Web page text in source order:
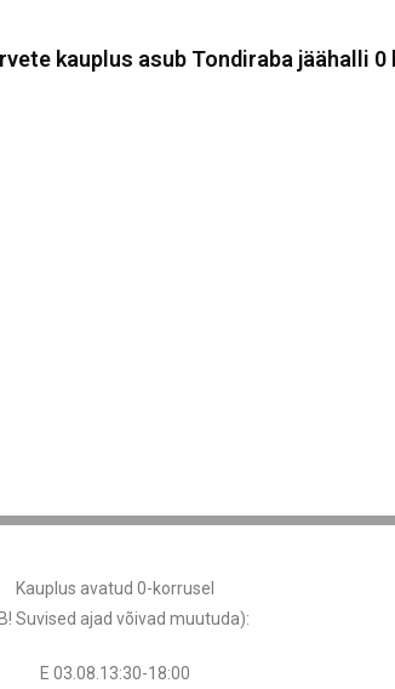
kauplus asub Tondiraba jäähalli 0
Kauplus avatud 0-korrusel
Suvised ajad võivad muutuda):
E 03.08.13:30-18:00